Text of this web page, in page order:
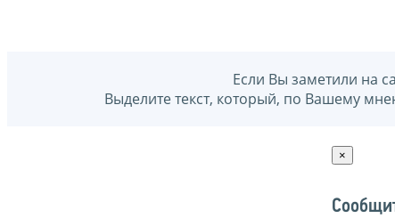
Если Вы заметили на
Выделите текст, который, по Вашему
×